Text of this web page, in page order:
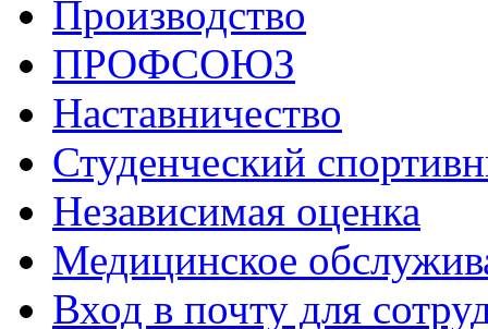
Производство
ПРОФСОЮЗ
Наставничество
Студенческий
Независимая оценка
Медицинское
Вход в почту для